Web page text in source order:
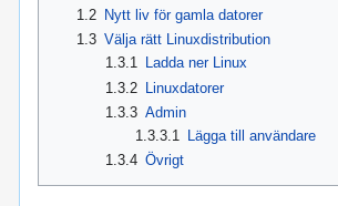
1.2
Nytt liv för gamla datorer
1.3 Välja rätt Linuxdistribution
1.3.1 Ladda ner Linux
1.3.2 Linuxdatorer
1.3.3 Admin
1.3.3.1
Lägga till användare
1.3.4 Övrigt